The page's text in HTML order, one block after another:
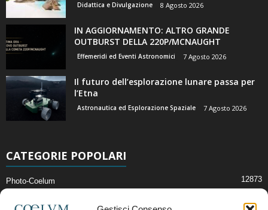
Didattica e Divulgazione 8 Agosto 2026
IN AGGIORNAMENTO: ALTRO GRANDE
OUTBURST DELLA 220P/MCNAUGHT
Effemeridi ed Eventi Astronomici 7 Agosto 2026
Il futuro dell’esplorazione lunare passa per
l’Etna
Astronautica ed Esplorazione Spaziale 7 Agosto 2026
CATEGORIE POPOLARI
Photo-Coelum 12873